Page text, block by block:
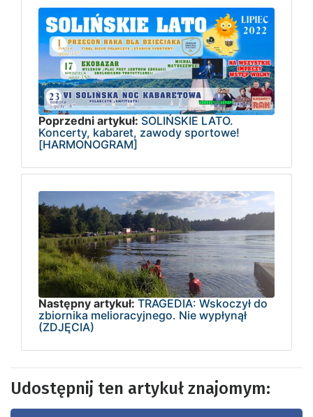
Poprzedni artykuł: SOLIŃSKIE LATO.
Koncerty, kabaret, zawody sportowe!
[HARMONOGRAM]
Następny artykuł: TRAGEDIA: Wskoczył do
zbiornika melioracyjnego. Nie wypłynął
(ZDJĘCIA)
Udostępnij ten artykuł znajomym: